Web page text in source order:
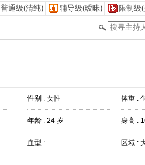
普通级(清纯) 辅导级(暧昧) 限制级
性别 : 女性 体重 :
年龄 : 24 岁 身高 :
血型 : ---- 区域 :